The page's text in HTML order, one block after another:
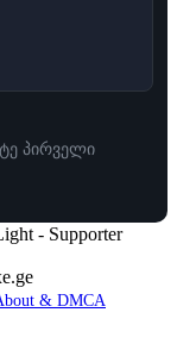
პირველი
- Supporter
& DMCA